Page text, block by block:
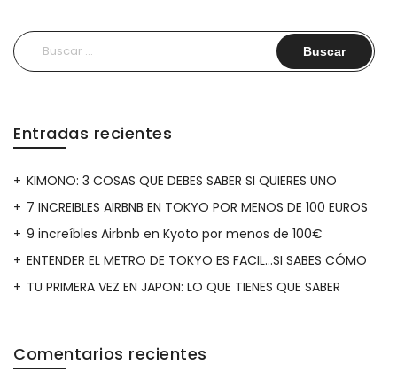
Buscar:
Entradas recientes
KIMONO: 3 COSAS QUE DEBES SABER SI QUIERES UNO
7 INCREIBLES AIRBNB EN TOKYO POR MENOS DE 100 EUROS
9 increíbles Airbnb en Kyoto por menos de 100€
ENTENDER EL METRO DE TOKYO ES FACIL…SI SABES CÓMO
TU PRIMERA VEZ EN JAPON: LO QUE TIENES QUE SABER
Comentarios recientes